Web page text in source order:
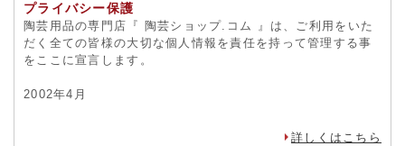
プライバシー保護
陶芸用品の専門店『 陶芸ショップ.コム 』は、ご利用をいた
だく全ての皆様の大切な個人情報を責任を持って管理する事
をここに宣言します。
2002年4月
詳しくはこちら